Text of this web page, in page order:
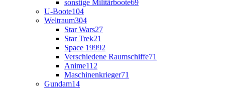
sonstige Militärboote69
U-Boote104
Weltraum304
Star Wars27
Star Trek21
Space 19992
Verschiedene Raumschiffe71
Anime112
Maschinenkrieger71
Gundam14